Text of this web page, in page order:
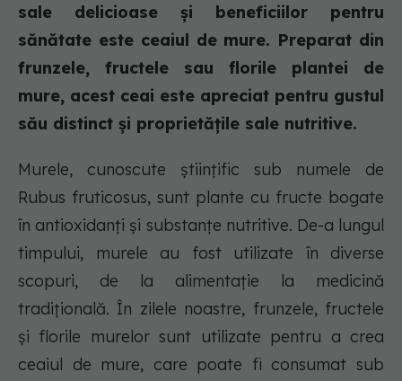
sale delicioase și beneficiilor pentru
sănătate este ceaiul de mure. Preparat din
frunzele, fructele sau florile plantei de
mure, acest ceai este apreciat pentru gustul
său distinct și proprietățile sale nutritive.
Murele, cunoscute științific sub numele de
Rubus fruticosus, sunt plante cu fructe bogate
în antioxidanți și substanțe nutritive. De-a lungul
timpului, murele au fost utilizate în diverse
scopuri, de la alimentație la medicină
tradițională. În zilele noastre, frunzele, fructele
și florile murelor sunt utilizate pentru a crea
ceaiul de mure, care poate fi consumat sub